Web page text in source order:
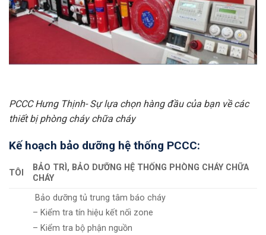
PCCC Hưng Thịnh- Sự lựa chọn hàng đầu của bạn về các
thiết bị phòng cháy chữa cháy
Kế hoạch bảo dưỡng hệ thống PCCC:
TÔI
BẢO TRÌ, BẢO DƯỠNG HỆ THỐNG PHÒNG CHÁY CHỮA
CHÁY
Bảo dưỡng tủ trung tâm báo cháy
– Kiểm tra tín hiệu kết nối zone
– Kiểm tra bộ phận nguồn